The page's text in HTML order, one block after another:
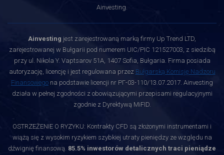
Ainvesting.
Ainvesting jest zarejestrowaną marką firmy Up Trend LTD,
zarejestrowanej w Bułgarii pod numerem UIC/PIC 121527003, z siedzibą
przy ul. Nikola Y. Vaptsarov 51A, 1407 Sofia, Bułgaria. Firma posiada
autoryzację, licencję i jest regulowana przez Bułgarską Komisję Nadzoru
Finansowego na podstawie licencji nr РГ-03-110/13.07.2017. Ainvesting
działa w pełnej zgodności z obowiązującymi przepisami regulacyjnymi
zgodnie z Dyrektywą MiFID.
OSTRZEŻENIE O RYZYKU: Kontrakty CFD są złożonymi instrumentami i
wiążą się z wysokim ryzykiem szybkiej utraty pieniędzy ze względu na
dźwignię finansową. 85.5% inwestorów detalicznych traci pieniądze